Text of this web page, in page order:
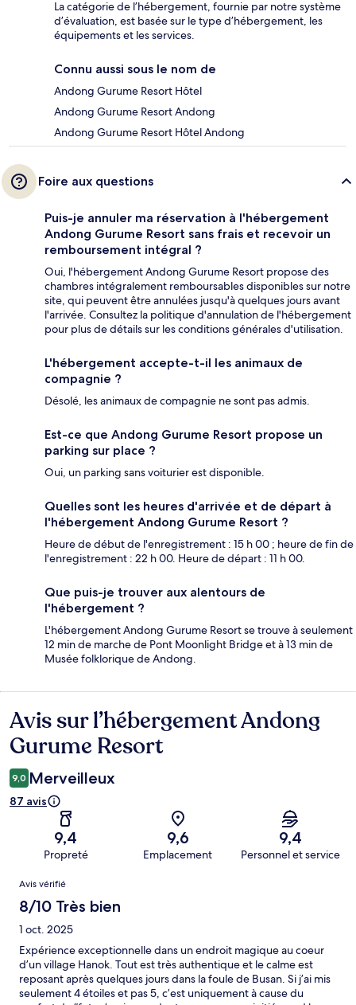
La catégorie de l’hébergement, fournie par notre système
d’évaluation, est basée sur le type d’hébergement, les
équipements et les services.
Connu aussi sous le nom de
Andong Gurume Resort Hôtel
Andong Gurume Resort Andong
Andong Gurume Resort Hôtel Andong
Foire aux questions
Puis-je annuler ma réservation à l'hébergement
Andong Gurume Resort sans frais et recevoir un
remboursement intégral ?
Oui, l'hébergement Andong Gurume Resort propose des
chambres intégralement remboursables disponibles sur notre
site, qui peuvent être annulées jusqu'à quelques jours avant
l'arrivée. Consultez la politique d'annulation de l'hébergement
pour plus de détails sur les conditions générales d'utilisation.
L'hébergement accepte-t-il les animaux de
compagnie ?
Désolé, les animaux de compagnie ne sont pas admis.
Est-ce que Andong Gurume Resort propose un
parking sur place ?
Oui, un parking sans voiturier est disponible.
Quelles sont les heures d'arrivée et de départ à
l'hébergement Andong Gurume Resort ?
Heure de début de l'enregistrement : 15 h 00 ; heure de fin de
l'enregistrement : 22 h 00. Heure de départ : 11 h 00.
Que puis-je trouver aux alentours de
l'hébergement ?
L'hébergement Andong Gurume Resort se trouve à seulement
12 min de marche de Pont Moonlight Bridge et à 13 min de
Musée folklorique de Andong.
Avis
Avis sur l’hébergement Andong
Gurume Resort
9,0 Merveilleux
87 avis
9,4
Propreté
9,6
Emplacement
9,4
Personnel et service
Avis
Avis vérifié
8/10 Très bien
1 oct. 2025
Expérience exceptionnelle dans un endroit magique au coeur
d’un village Hanok. Tout est très authentique et le calme est
reposant après quelques jours dans la foule de Busan. Si j’ai mis
seulement 4 étoiles et pas 5, c’est uniquement à cause du